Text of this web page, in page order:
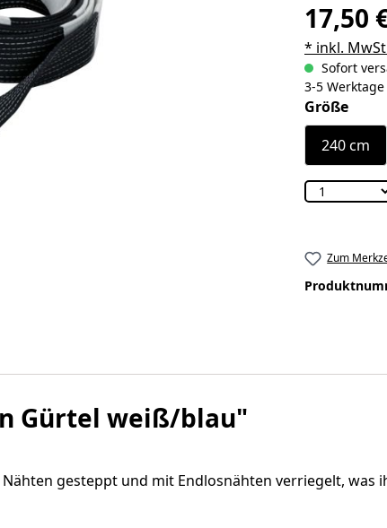
17,50
* inkl.
Sofort
3-5 Werktage
Größe
240 cm
Zum
Gürtel weiß/blau"
gesteppt und mit Endlosnähten verriegelt,